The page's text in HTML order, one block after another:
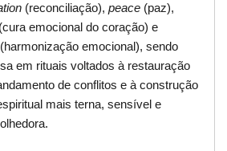
(reconciliação), peace (paz),
emocional do coração) e
(harmonização emocional), sendo
em rituais voltados à restauração
de conflitos e à construção
mais terna, sensível e